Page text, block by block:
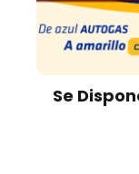
Se